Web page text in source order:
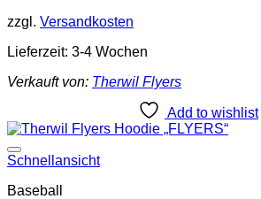
zzgl. Versandkosten
Lieferzeit: 3-4 Wochen
Verkauft von: Therwil Flyers
Add to wishlist
Schnellansicht
Baseball